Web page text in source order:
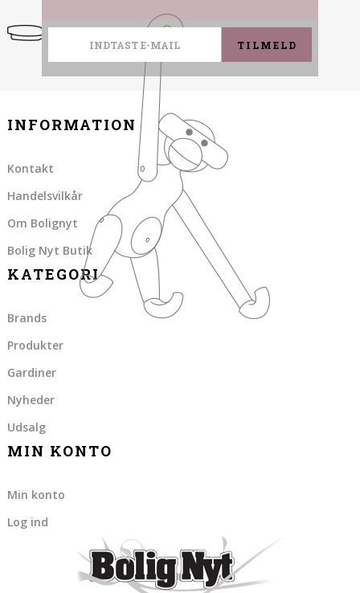
TILMELD
INFORMATION
Kontakt
Handelsvilkår
Om Bolignyt
Bolig Nyt Butik
KATEGORI
Brands
Produkter
Gardiner
Nyheder
Udsalg
MIN KONTO
Min konto
Log ind